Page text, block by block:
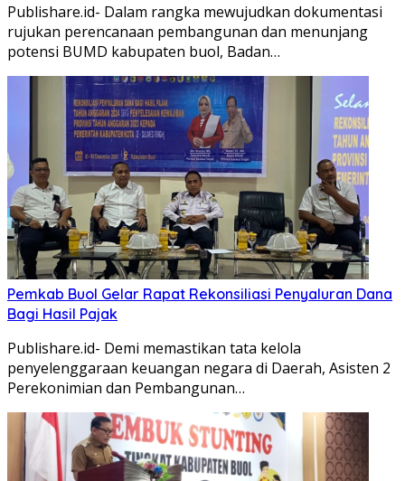
Publishare.id- Dalam rangka mewujudkan dokumentasi
rujukan perencanaan pembangunan dan menunjang
potensi BUMD kabupaten buol, Badan…
Pemkab Buol Gelar Rapat Rekonsiliasi Penyaluran Dana
Bagi Hasil Pajak
Publishare.id- Demi memastikan tata kelola
penyelenggaraan keuangan negara di Daerah, Asisten 2
Perekonimian dan Pembangunan…